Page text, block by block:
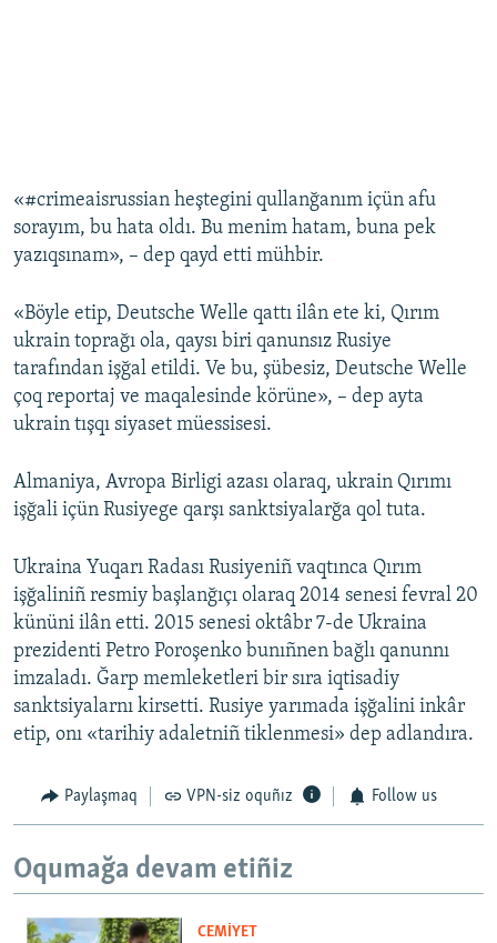
«#crimeaisrussian heştegini qullanğanım içün afu
sorayım, bu hata oldı. Bu menim hatam, buna pek
yazıqsınam», – dep qayd etti mühbir.
«Böyle etip, Deutsche Welle qattı ilân ete ki, Qırım
ukrain toprağı ola, qaysı biri qanunsız Rusiye
tarafından işğal etildi. Ve bu, şübesiz, Deutsche Welle
çoq reportaj ve maqalesinde körüne», – dep ayta
ukrain tışqı siyaset müessisesi.
Almaniya, Avropa Birligi azası olaraq, ukrain Qırımı
işğali içün Rusiyege qarşı sanktsiyalarğa qol tuta.
Ukraina Yuqarı Radası Rusiyeniñ vaqtınca Qırım
işğaliniñ resmiy başlanğıçı olaraq 2014 senesi fevral 20
kününi ilân etti. 2015 senesi oktâbr 7-de Ukraina
prezidenti Petro Poroşenko bunıñnen bağlı qanunnı
imzaladı. Ğarp memleketleri bir sıra iqtisadiy
sanktsiyalarnı kirsetti. Rusiye yarımada işğalini inkâr
etip, onı «tarihiy adaletniñ tiklenmesi» dep adlandıra.
Paylaşmaq VPN-siz oquñız Follow us
Oqumağa devam etiñiz
CEMİYET